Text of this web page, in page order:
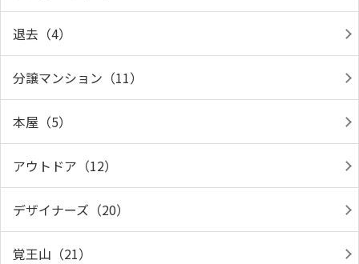
退去（4）
分譲マンション（11）
本屋（5）
アウトドア（12）
デザイナーズ（20）
覚王山（21）